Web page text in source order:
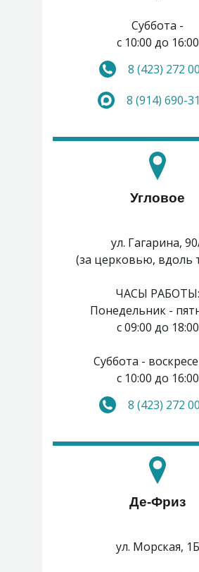
Суббота -
с 10:00 до 16:00
Воскресенье -
8 (423) 272
8 (914) 690-
ул. Гагарина,
(за церковью, вдоль
ЧАСЫ РАБОТЫ:
Понедельник -
с 09:00 до 18:00
Суббота -
с 10:00 до 16:00
Угловое
8 (423) 272
ул. Морская, 1Б
Де-Фриз